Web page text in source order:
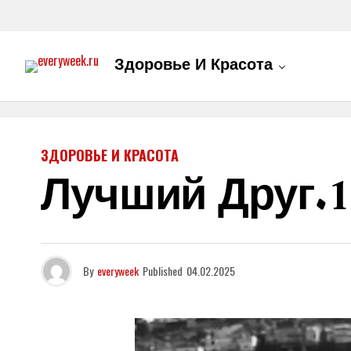
Здоровье И Красота
ЗДОРОВЬЕ И КРАСОТА
Лучший
By everyweek Published 04.02.2025